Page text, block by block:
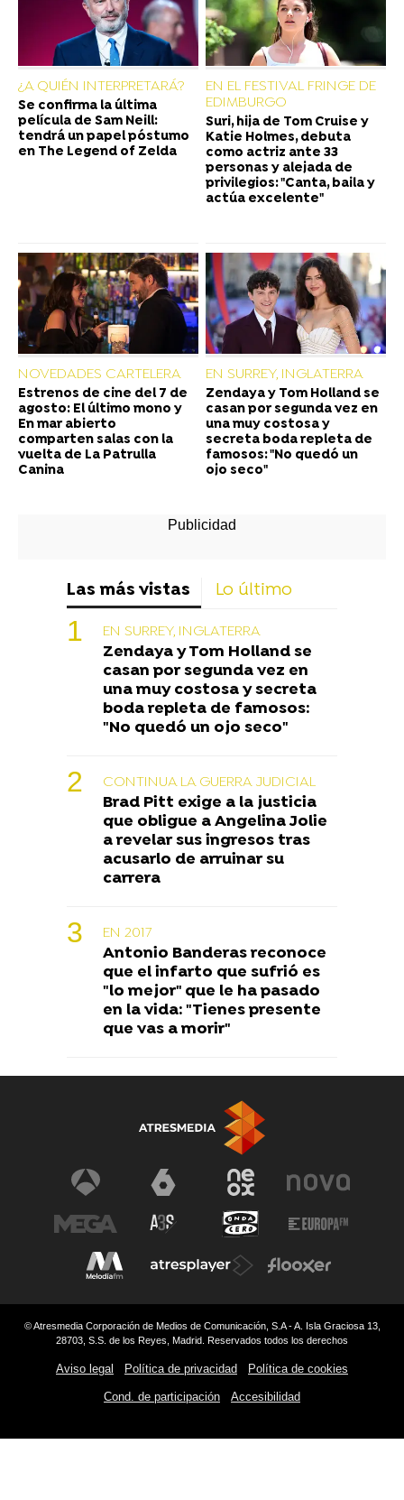
¿A QUIÉN INTERPRETARÁ?
Se confirma la última
película de Sam Neill:
tendrá un papel póstumo
en The Legend of Zelda
EN EL FESTIVAL FRINGE DE
EDIMBURGO
Suri, hija de Tom Cruise y
Katie Holmes, debuta
como actriz ante 33
personas y alejada de
privilegios: "Canta, baila y
actúa excelente"
NOVEDADES CARTELERA
Estrenos de cine del 7 de
agosto: El último mono y
En mar abierto
comparten salas con la
vuelta de La Patrulla
Canina
EN SURREY, INGLATERRA
Zendaya y Tom Holland se
casan por segunda vez en
una muy costosa y
secreta boda repleta de
famosos: "No quedó un
ojo seco"
Las más vistas Lo último
EN SURREY, INGLATERRA
Zendaya y Tom Holland se
casan por segunda vez en
una muy costosa y secreta
boda repleta de famosos:
"No quedó un ojo seco"
CONTINUA LA GUERRA JUDICIAL
Brad Pitt exige a la justicia
que obligue a Angelina Jolie
a revelar sus ingresos tras
acusarlo de arruinar su
carrera
EN 2017
Antonio Banderas reconoce
que el infarto que sufrió es
"lo mejor" que le ha pasado
en la vida: "Tienes presente
que vas a morir"
© Atresmedia Corporación de Medios de Comunicación, S.A - A. Isla Graciosa 13,
28703, S.S. de los Reyes, Madrid. Reservados todos los derechos
Aviso legal Política de privacidad Política de cookies
Cond. de participación Accesibilidad